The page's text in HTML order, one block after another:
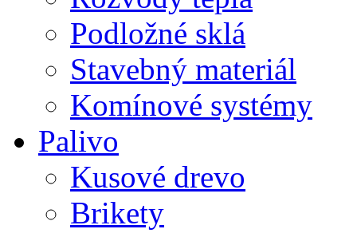
Podložné sklá
Stavebný materiál
Komínové systémy
Palivo
Kusové drevo
Brikety